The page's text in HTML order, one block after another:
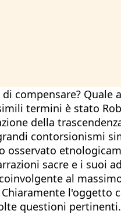
Quale
termini è stato
della
contorsionismi
sacre e i suoi
al
l'oggetto
questioni pertinenti.